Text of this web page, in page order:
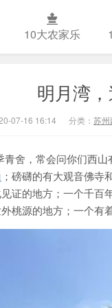
10大农家乐
明月湾
07-16 16:14 分类： 苏州
舍，常会问你们西
；磅礴的有大观音佛寺
证的地方；一个千
桃源的地方；一个有